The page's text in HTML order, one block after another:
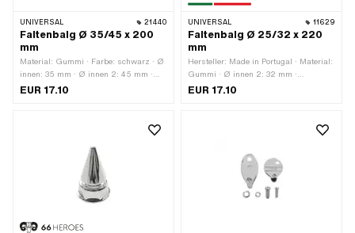
UNIVERSAL 21440
Faltenbalg Ø 35/45 x 200
mm
Material: Gummi · Farbe: schwarz · Ø
innen: 35 mm · Ø innen 2: 45 mm ·
Gesamtlänge: 200 mm ·
EUR 17.10
UNIVERSAL 11629
Faltenbalg Ø 25/32 x 220
mm
Hersteller: Made in Portugal · Material:
Gummi · Ø innen 2: 32 mm ·
Gesamtlänge: 220 mm · Farbe:
EUR 17.10